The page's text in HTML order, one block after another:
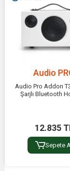
Audio
Audio Pro Addon
Şarjlı Bluetooth
12.835
Sepete